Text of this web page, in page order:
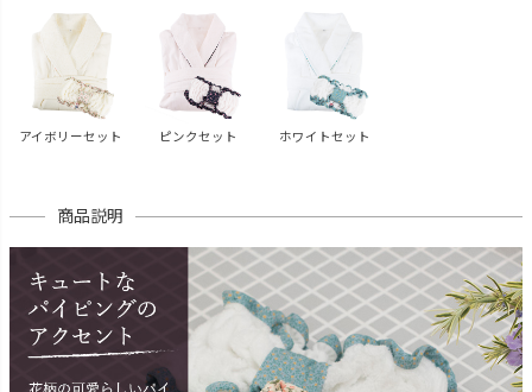
アイボリーセット ピンクセット ホワイトセット
商品説明